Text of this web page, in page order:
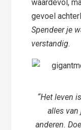
waardevol,
gevoel
Spendeer je
verstandig.
“Het leven
alles van
anderen.